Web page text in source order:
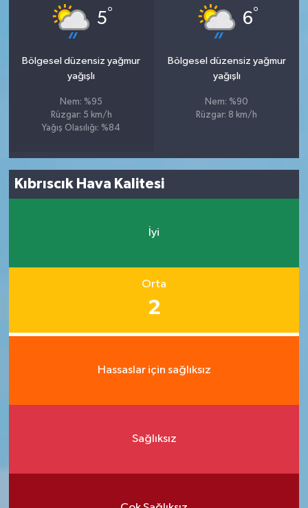
5°
Bölgesel düzensiz yağmur
yağışlı
Nem: %95
Rüzgar: 5 km/h
Yağış Olasılığı: %84
6°
Bölgesel düzensiz yağmur
yağışlı
Nem: %90
Rüzgar: 8 km/h
Kıbrıscık Hava Kalitesi
İyi
Orta
2
Hassaslar için sağlıksız
Sağlıksız